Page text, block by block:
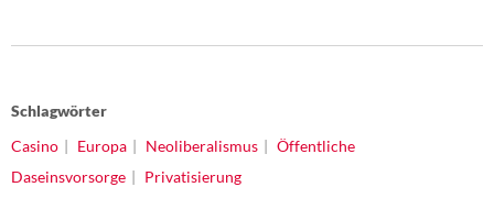
Schlagwörter
Casino
Europa Neoliberalismus
Öffentliche
Daseinsvorsorge
Privatisierung